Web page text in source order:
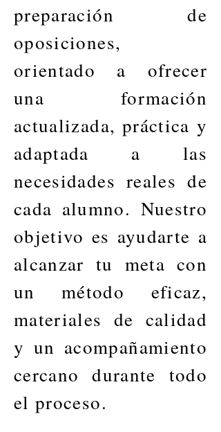
preparación de
oposiciones,
orientado a ofrecer
una formación
actualizada, práctica y
adaptada a las
necesidades reales de
cada alumno. Nuestro
objetivo es ayudarte a
alcanzar tu meta con
un método eficaz,
materiales de calidad
y un acompañamiento
cercano durante todo
el proceso.